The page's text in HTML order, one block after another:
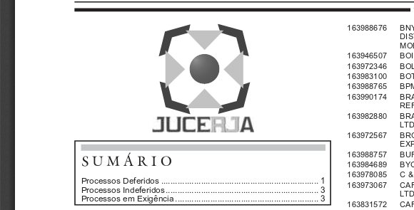
SUMÁRIO
Processos Deferidos ................................................................... 1
Processos Indeferidos................................................................. 3
Processos em Exigência ............................................................. 3
163988676
163946507
163972346
163983100
163988765
163990174
163982880
163972567
163988757
163984689
163978085   C &
163973067
163831572